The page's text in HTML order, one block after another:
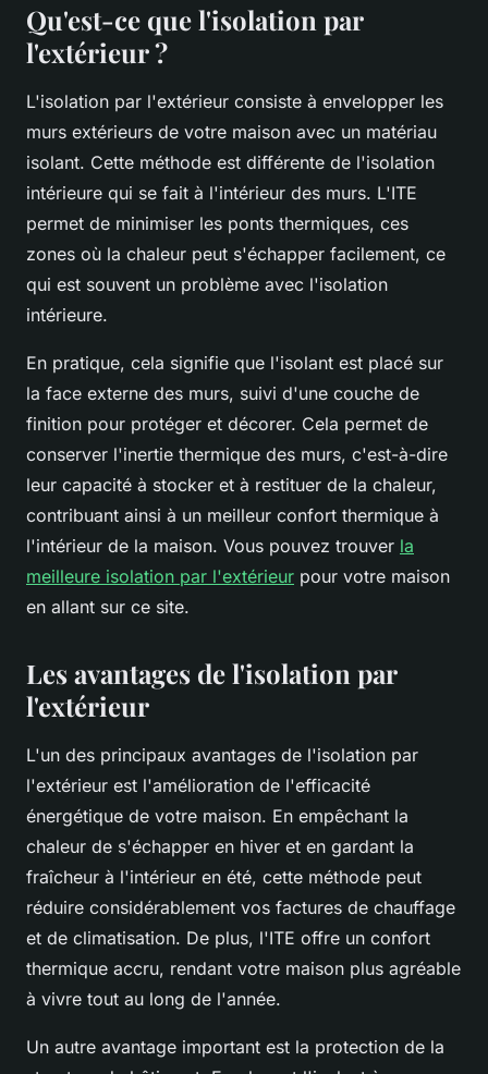
Qu'est-ce que l'isolation par
l'extérieur ?
L'isolation par l'extérieur consiste à envelopper les
murs extérieurs de votre maison avec un matériau
isolant. Cette méthode est différente de l'isolation
intérieure qui se fait à l'intérieur des murs. L'ITE
permet de minimiser les ponts thermiques, ces
zones où la chaleur peut s'échapper facilement, ce
qui est souvent un problème avec l'isolation
intérieure.
En pratique, cela signifie que l'isolant est placé sur
la face externe des murs, suivi d'une couche de
finition pour protéger et décorer. Cela permet de
conserver l'inertie thermique des murs, c'est-à-dire
leur capacité à stocker et à restituer de la chaleur,
contribuant ainsi à un meilleur confort thermique à
l'intérieur de la maison. Vous pouvez trouver la
meilleure isolation par l'extérieur pour votre maison
en allant sur ce site.
Les avantages de l'isolation par
l'extérieur
L'un des principaux avantages de l'isolation par
l'extérieur est l'amélioration de l'efficacité
énergétique de votre maison. En empêchant la
chaleur de s'échapper en hiver et en gardant la
fraîcheur à l'intérieur en été, cette méthode peut
réduire considérablement vos factures de chauffage
et de climatisation. De plus, l'ITE offre un confort
thermique accru, rendant votre maison plus agréable
à vivre tout au long de l'année.
Un autre avantage important est la protection de la